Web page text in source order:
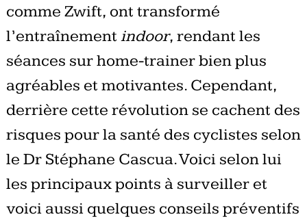
comme Zwift, ont transformé
l’entraînement indoor, rendant les
séances sur home-trainer bien plus
agréables et motivantes. Cependant,
derrière cette révolution se cachent des
risques pour la santé des cyclistes selon
le Dr Stéphane Cascua. Voici selon lui
les principaux points à surveiller et
voici aussi quelques conseils préventifs